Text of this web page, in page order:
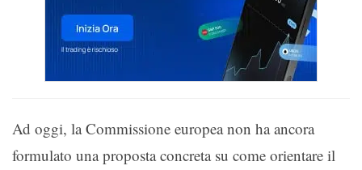
Ad oggi, la Commissione europea non ha ancora
formulato una proposta concreta su come orientare il